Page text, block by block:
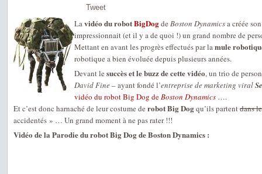
Tweet
Lavidéo du robotBigDogde Boston Dynamicsa créée
impressionnait (et il y a de quoi !) un grand nombre de
Mettant en avant les progrès effectués par lamule
robotique a bien évoluée depuis plusieurs années.
Devant le succès et le buzz de cette vidéo, un trio de
David Fine– ayant fondé l’entreprise de marketing viral
vidéo du robot Big Dog deBoston Dynamics ….
Et c’est donc harnaché de leur costume de robot Big Dogqu’ils partentdans
accidentés » … Un grand moment à ne pas rater !!!
Vidéo de la Parodie du robot Big Dog de Boston Dynamics :